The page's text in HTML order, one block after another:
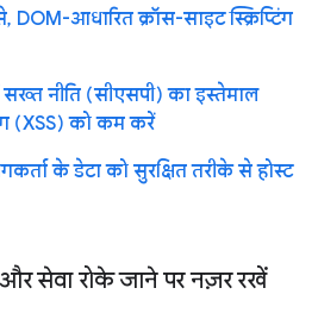
आधारित क्रॉस-साइट स्क्रिप्टिंग
सख्त नीति (सीएसपी) का इस्तेमाल
(XSS) को कम करें
के डेटा को सुरक्षित तरीके से होस्ट
सेवा रोके जाने पर नज़र रखें